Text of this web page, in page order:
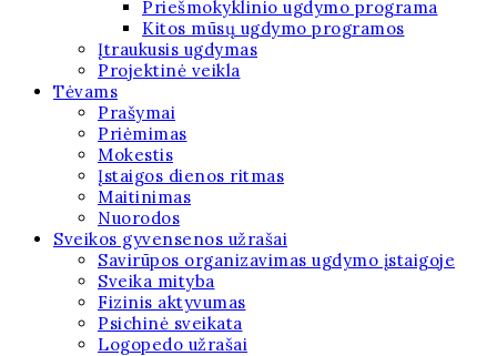
Priešmokyklinio ugdymo programa
Kitos mūsų ugdymo programos
Įtraukusis ugdymas
Projektinė veikla
Tėvams
Prašymai
Priėmimas
Mokestis
Įstaigos dienos ritmas
Maitinimas
Nuorodos
Sveikos gyvensenos užrašai
Savirūpos organizavimas ugdymo įstaigoje
Sveika mityba
Fizinis aktyvumas
Psichinė sveikata
Logopedo užrašai